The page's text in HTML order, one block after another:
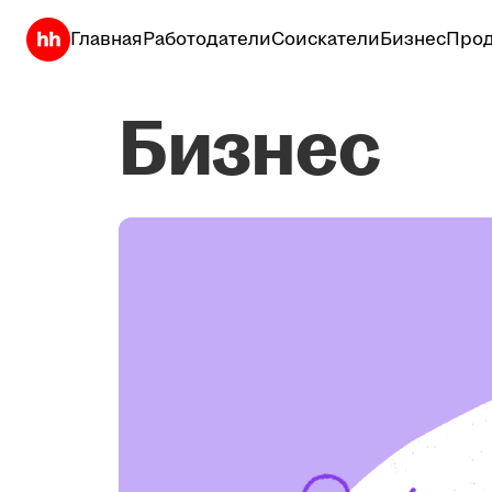
ГлавнаяРаботодателиСоискателиБизнес
Бизнес